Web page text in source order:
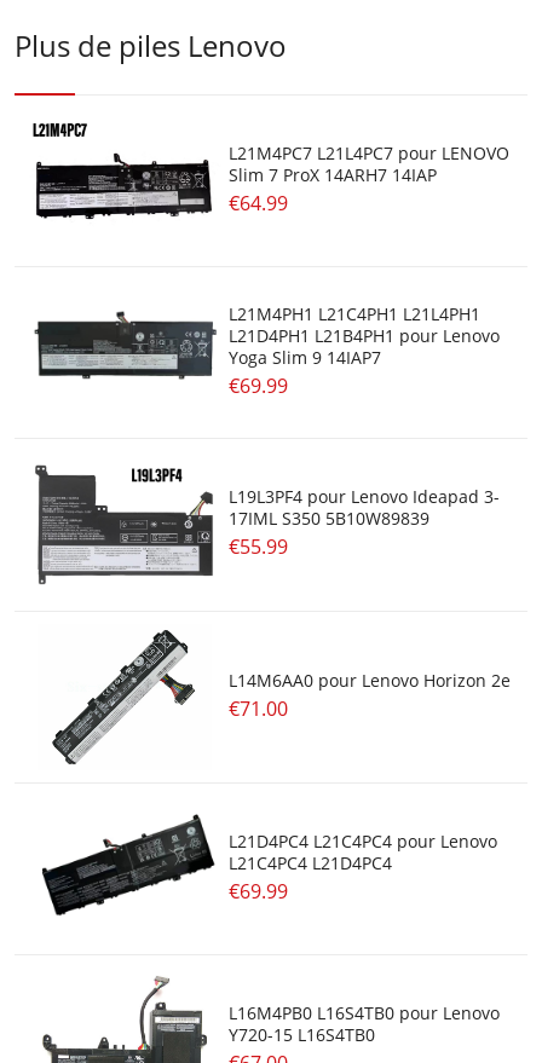
Plus de piles Lenovo
L21M4PC7 L21L4PC7 pour LENOVO
Slim 7 ProX 14ARH7 14IAP
€64.99
L21M4PH1 L21C4PH1 L21L4PH1
L21D4PH1 L21B4PH1 pour Lenovo
Yoga Slim 9 14IAP7
€69.99
L19L3PF4 pour Lenovo Ideapad 3-
17IML S350 5B10W89839
€55.99
L14M6AA0 pour Lenovo Horizon 2e
€71.00
L21D4PC4 L21C4PC4 pour Lenovo
L21C4PC4 L21D4PC4
€69.99
L16M4PB0 L16S4TB0 pour Lenovo
Y720-15 L16S4TB0